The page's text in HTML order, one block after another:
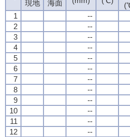
現地
海面
1
--
2
--
3
--
4
--
5
--
6
--
7
--
8
--
9
--
10
--
11
--
12
--
現地
海面
1
--
2
--
3
--
4
--
5
--
6
--
7
--
8
--
9
--
10
--
11
--
12
--
現地
海面
1
--
2
--
3
--
4
--
5
--
6
--
7
--
8
--
9
--
10
--
11
--
12
--
現地
海面
1
--
2
--
3
--
4
--
5
--
6
--
7
--
8
--
9
--
10
--
11
--
12
--